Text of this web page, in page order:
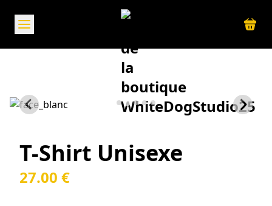
T-Shirt Unisexe
27.00 €
Panneau de gestion des cookies